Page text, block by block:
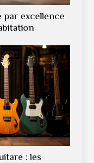
par excellence
: les